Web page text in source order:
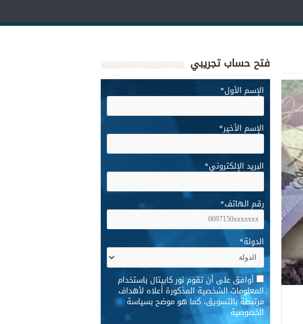
فتح حساب تجريبي
الإسم الأول*
الإسم الأخير*
البريد الإلكتروني*
رقم الهاتف*
الدولة*
* أوافق على أن تقوم نور كابيتال باستخدام
المعلومات الشخصية المذكورة أعلاه لأهداف
مرتبطة بالتسويق، كما هو موضح بسياسة
الخصوصية